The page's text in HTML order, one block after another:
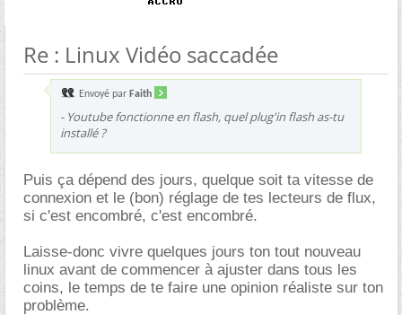
Re : Linux Vidéo saccadée
Envoyé par Faith
- Youtube fonctionne en flash, quel plug'in flash as-tu
installé ?
Puis ça dépend des jours, quelque soit ta vitesse de
connexion et le (bon) réglage de tes lecteurs de flux,
si c'est encombré, c'est encombré.
Laisse-donc vivre quelques jours ton tout nouveau
linux avant de commencer à ajuster dans tous les
coins, le temps de te faire une opinion réaliste sur ton
problème.